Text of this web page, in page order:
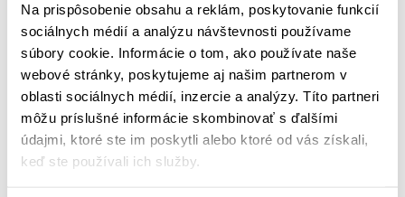
Na prispôsobenie obsahu a reklám, poskytovanie funkcií
sociálnych médií a analýzu návštevnosti používame
súbory cookie. Informácie o tom, ako používate naše
webové stránky, poskytujeme aj našim partnerom v
oblasti sociálnych médií, inzercie a analýzy. Títo partneri
môžu príslušné informácie skombinovať s ďalšími
údajmi, ktoré ste im poskytli alebo ktoré od vás získali,
keď ste používali ich služby.
MOHLO BY SA VÁM
PÁČIŤ
PODOBNÉ PRODUKTY